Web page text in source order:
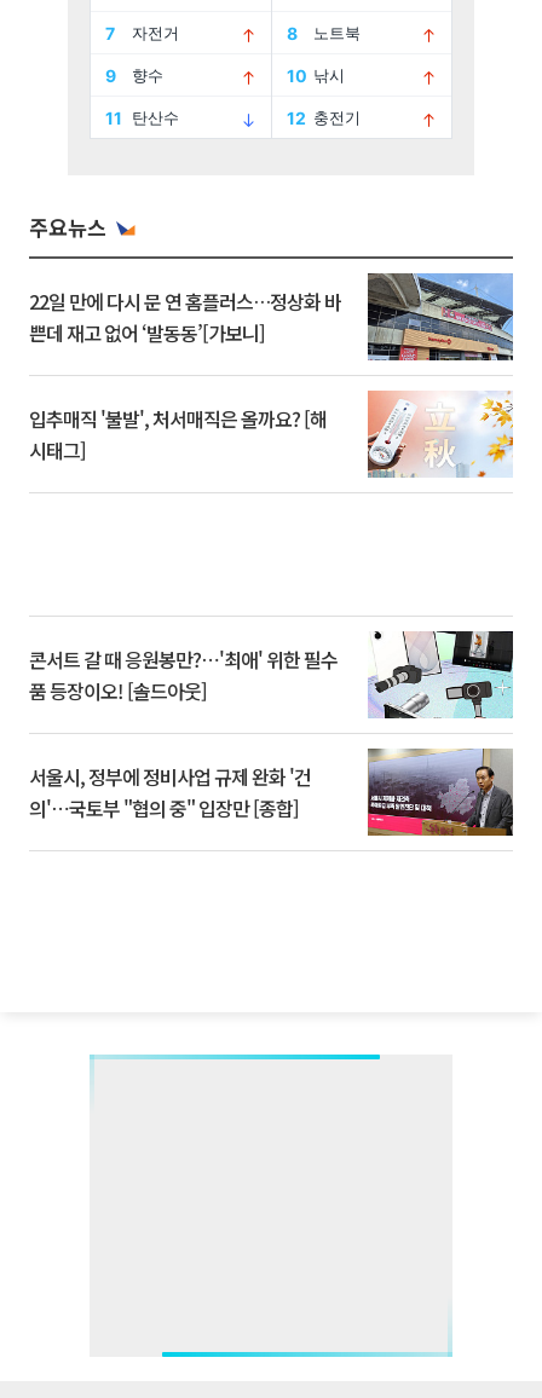
주요뉴스
22일 만에 다시 문 연 홈플러스…정상화 바
쁜데 재고 없어 ‘발동동’[가보니]
입추매직 '불발', 처서매직은 올까요? [해
시태그]
콘서트 갈 때 응원봉만?⋯'최애' 위한 필수
품 등장이오! [솔드아웃]
서울시, 정부에 정비사업 규제 완화 '건
의'⋯국토부 "협의 중" 입장만 [종합]